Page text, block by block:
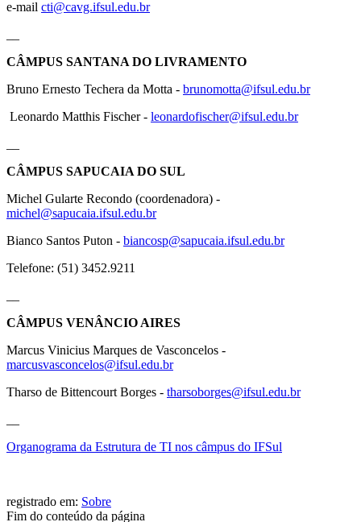
e-mail cti@cavg.ifsul.edu.br
CÂMPUS SANTANA DO LIVRAMENTO
Bruno Ernesto Techera da Motta - brunomotta@ifsul.edu.br
Leonardo Matthis Fischer - leonardofischer@ifsul.edu.br
CÂMPUS SAPUCAIA DO SUL
Michel Gularte Recondo (coordenadora) -
michel@sapucaia.ifsul.edu.br
Bianco Santos Puton - biancosp@sapucaia.ifsul.edu.br
Telefone: (51) 3452.9211
CÂMPUS VENÂNCIO AIRES
Marcus Vinicius Marques de Vasconcelos -
marcusvasconcelos@ifsul.edu.br
Tharso de Bittencourt Borges - tharsoborges@ifsul.edu.br
Organograma da Estrutura de TI nos câmpus do IFSul
registrado em: Sobre
Fim do conteúdo da página